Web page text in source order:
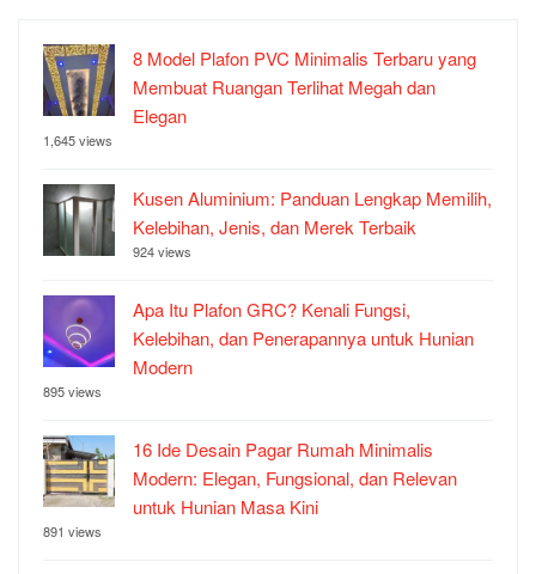
8 Model Plafon PVC Minimalis Terbaru yang
Membuat Ruangan Terlihat Megah dan
Elegan
1,645 views
Kusen Aluminium: Panduan Lengkap Memilih,
Kelebihan, Jenis, dan Merek Terbaik
924 views
Apa Itu Plafon GRC? Kenali Fungsi,
Kelebihan, dan Penerapannya untuk Hunian
Modern
895 views
16 Ide Desain Pagar Rumah Minimalis
Modern: Elegan, Fungsional, dan Relevan
untuk Hunian Masa Kini
891 views